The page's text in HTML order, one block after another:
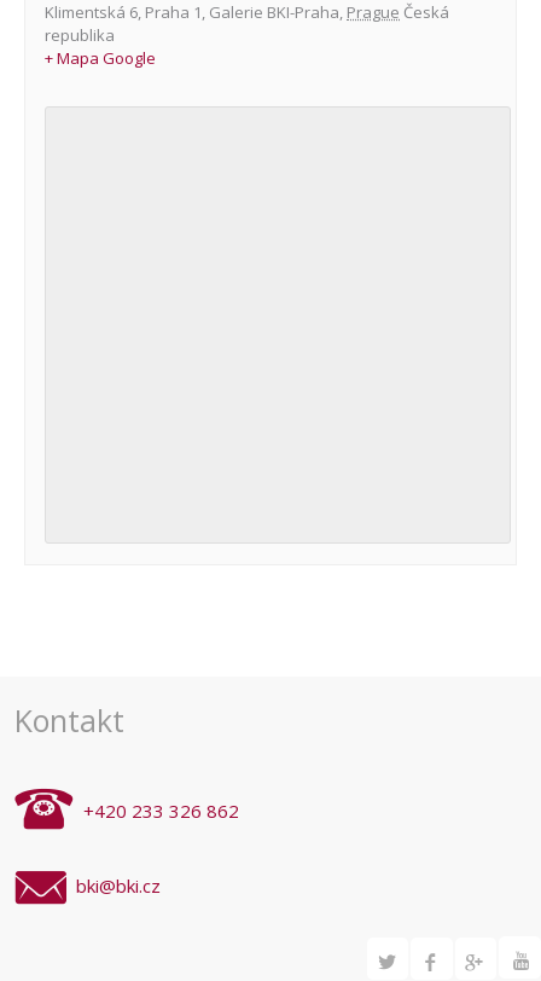
Klimentská 6, Praha 1, Galerie BKI-Praha, Prague Česká
republika
+ Mapa Google
Kontakt
+420 233 326 862
bki@bki.cz